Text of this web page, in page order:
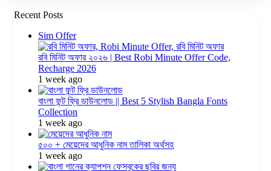
Recent Posts
Sim Offer
রবি মিনিট অফার ২০২৬ | Best Robi Minute Offer Code,
Recharge 2026
1 week ago
বাংলা ফন্ট ফ্রি ডাউনলোড || Best 5 Stylish Bangla Fonts
Collection
1 week ago
৫০০ + মেয়েদের আধুনিক নাম তালিকা অর্থসহ
1 week ago